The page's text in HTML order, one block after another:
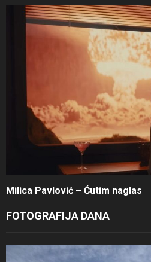
Milica Pavlović – Ćutim naglas
FOTOGRAFIJA DANA